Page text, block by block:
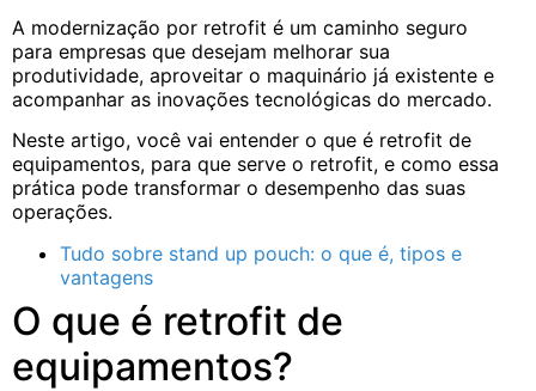
A modernização por retrofit é um caminho seguro
para empresas que desejam melhorar sua
produtividade, aproveitar o maquinário já existente e
acompanhar as inovações tecnológicas do mercado.
Neste artigo, você vai entender o que é retrofit de
equipamentos, para que serve o retrofit, e como essa
prática pode transformar o desempenho das suas
operações.
Tudo sobre stand up pouch: o que é, tipos e
vantagens
O que é retrofit de
equipamentos?